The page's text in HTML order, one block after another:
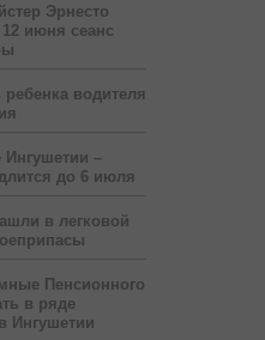
Эрнесто
июня сеанс
водителя
Ингушетии –
до 6 июля
в легковой
Пенсионного
в ряде
Ингушетии